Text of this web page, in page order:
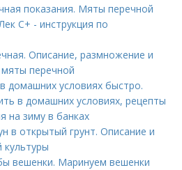
показания. Мяты перечной
С+ - инструкция по
Описание, размножение и
перечной
домашних условиях быстро.
в домашних условиях, рецепты
на зиму в банках
в открытый грунт. Описание и
культуры
вешенки. Маринуем вешенки